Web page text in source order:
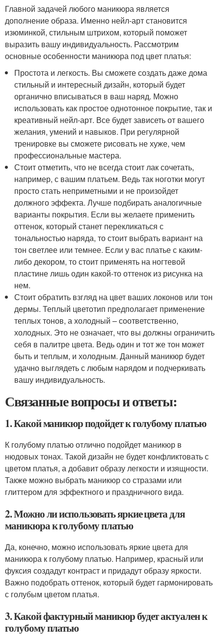
Главной задачей любого маникюра является
дополнение образа. Именно нейл-арт становится
изюминкой, стильным штрихом, который поможет
выразить вашу индивидуальность. Рассмотрим
основные особенности маникюра под цвет платья:
Простота и легкость. Вы сможете создать даже дома
стильный и интересный дизайн, который будет
органично вписываться в ваш наряд. Можно
использовать как простое однотонное покрытие, так и
креативный нейл-арт. Все будет зависеть от вашего
желания, умений и навыков. При регулярной
тренировке вы сможете рисовать не хуже, чем
профессиональные мастера.
Стоит отметить, что не всегда стоит лак сочетать,
например, с вашим платьем. Ведь так ноготки могут
просто стать неприметными и не произойдет
должного эффекта. Лучше подбирать аналогичные
варианты покрытия. Если вы желаете применить
оттенок, который станет перекликаться с
тональностью наряда, то стоит выбрать вариант на
тон светлее или темнее. Если у вас платье с каким-
либо декором, то стоит применять на ногтевой
пластине лишь один какой-то оттенок из рисунка на
нем.
Стоит обратить взгляд на цвет ваших локонов или тон
дермы. Теплый цветотип предполагает применение
теплых тонов, а холодный – соответственно,
холодных. Это не означает, что вы должны ограничить
себя в палитре цвета. Ведь один и тот же тон может
быть и теплым, и холодным. Данный маникюр будет
удачно выглядеть с любым нарядом и подчеркивать
вашу индивидуальность.
Связанные вопросы и ответы:
1. Какой маникюр подойдет к голубому платью
К голубому платью отлично подойдет маникюр в
нюдовых тонах. Такой дизайн не будет конфликтовать с
цветом платья, а добавит образу легкости и изящности.
Также можно выбрать маникюр со стразами или
глиттером для эффектного и праздничного вида.
2. Можно ли использовать яркие цвета для
маникюра к голубому платью
Да, конечно, можно использовать яркие цвета для
маникюра к голубому платью. Например, красный или
фуксия создадут контраст и придадут образу яркости.
Важно подобрать оттенок, который будет гармонировать
с голубым цветом платья.
3. Какой фактурный маникюр будет актуален к
голубому платью